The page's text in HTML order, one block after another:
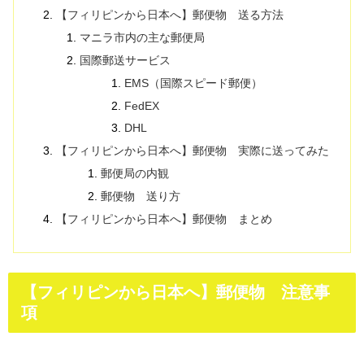
【フィリピンから日本へ】郵便物 送る方法
マニラ市内の主な郵便局
国際郵送サービス
EMS（国際スピード郵便）
FedEX
DHL
【フィリピンから日本へ】郵便物 実際に送ってみた
郵便局の内観
郵便物 送り方
【フィリピンから日本へ】郵便物 まとめ
【フィリピンから日本へ】郵便物 注意事
項